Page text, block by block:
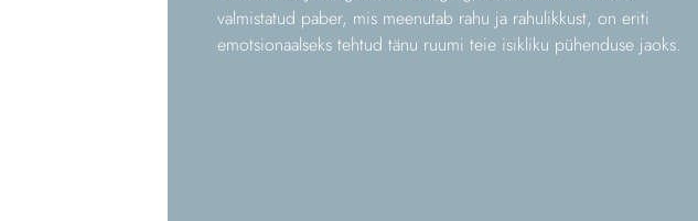
valmistatud paber, mis meenutab rahu ja rahulikkust, on eriti
emotsionaalseks tehtud tänu ruumi teie isikliku pühenduse jaoks.